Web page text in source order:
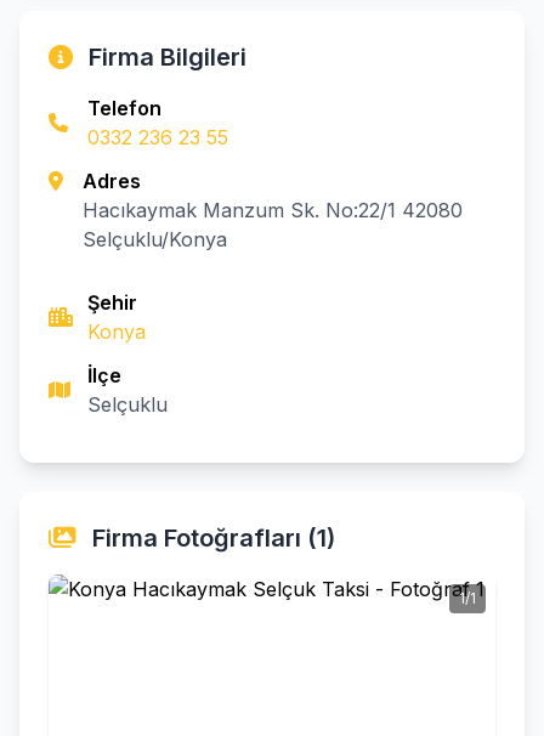
Firma Bilgileri
Telefon
0332 236 23 55
Adres
Hacıkaymak Manzum Sk. No:22/1 42080
Selçuklu/Konya
Şehir
Konya
İlçe
Selçuklu
Firma Fotoğrafları (1)
1/1